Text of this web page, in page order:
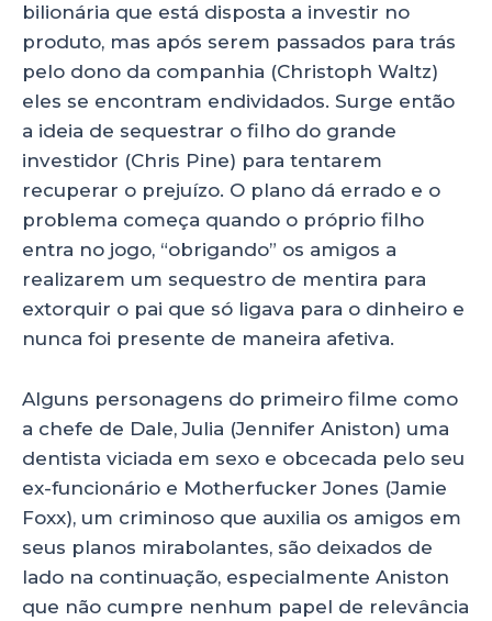
bilionária que está disposta a investir no
produto, mas após serem passados para trás
pelo dono da companhia (Christoph Waltz)
eles se encontram endividados. Surge então
a ideia de sequestrar o filho do grande
investidor (Chris Pine) para tentarem
recuperar o prejuízo. O plano dá errado e o
problema começa quando o próprio filho
entra no jogo, “obrigando” os amigos a
realizarem um sequestro de mentira para
extorquir o pai que só ligava para o dinheiro e
nunca foi presente de maneira afetiva.
Alguns personagens do primeiro filme como
a chefe de Dale, Julia (Jennifer Aniston) uma
dentista viciada em sexo e obcecada pelo seu
ex-funcionário e Motherfucker Jones (Jamie
Foxx), um criminoso que auxilia os amigos em
seus planos mirabolantes, são deixados de
lado na continuação, especialmente Aniston
que não cumpre nenhum papel de relevância